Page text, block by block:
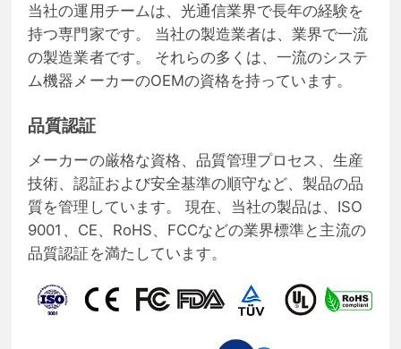
当社の運用チームは、光通信業界で長年の経験を
持つ専門家です。 当社の製造業者は、業界で一流
の製造業者です。 それらの多くは、一流のシステ
ム機器メーカーのOEMの資格を持っています。
品質認証
メーカーの厳格な資格、品質管理プロセス、生産
技術、認証および安全基準の順守など、製品の品
質を管理しています。 現在、当社の製品は、ISO
9001、CE、RoHS、FCCなどの業界標準と主流の
品質認証を満たしています。